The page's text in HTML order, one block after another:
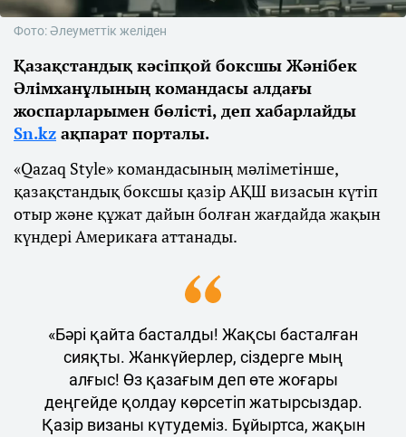
Фото: Әлеуметтік желіден
Қазақстандық кәсіпқой боксшы Жәнібек
Әлімханұлының командасы алдағы
жоспарларымен бөлісті, деп хабарлайды
Sn.kz ақпарат порталы.
«Qazaq Style» командасының мәліметінше,
қазақстандық боксшы қазір АҚШ визасын күтіп
отыр және құжат дайын болған жағдайда жақын
күндері Америкаға аттанады.
«Бәрі қайта басталды! Жақсы басталған
сияқты. Жанкүйерлер, сіздерге мың
алғыс! Өз қазағым деп өте жоғары
деңгейде қолдау көрсетіп жатырсыздар.
Қазір визаны күтудеміз. Бұйыртса, жақын